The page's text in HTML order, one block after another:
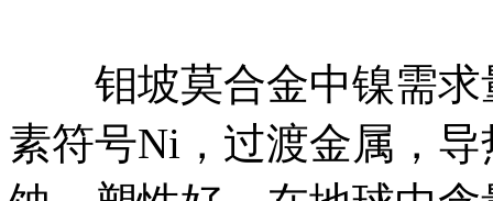
钼坡莫合金中镍需求
素符号Ni，过渡金属，